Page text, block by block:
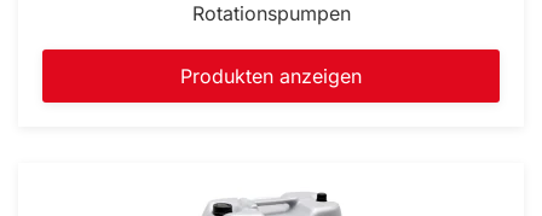
Rotationspumpen
Produkten anzeigen